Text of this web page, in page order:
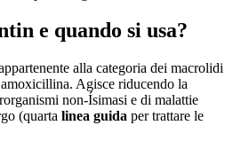
e quando si usa?
alla categoria dei macrolidi
Agisce riducendo la
non-Ísimasi e di malattie
(quarta linea guida per trattare le